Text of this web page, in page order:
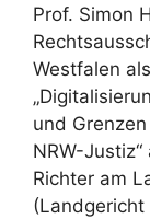
Prof. Simon
Westfalen
und
NRW-
Richter am
(Landgericht